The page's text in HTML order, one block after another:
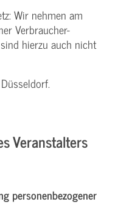
Wir nehmen am
Verbraucher­
hierzu auch nicht
Veranstalters
personenbezogener